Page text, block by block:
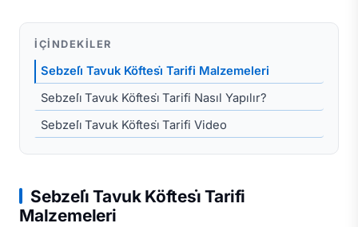
İÇINDEKILER
Sebzeli̇ Tavuk Köftesi̇ Tarifi Malzemeleri
Sebzeli̇ Tavuk Köftesi̇ Tarifi Nasıl Yapılır?
Sebzeli̇ Tavuk Köftesi̇ Tarifi Video
Sebzeli̇ Tavuk Köftesi̇ Tarifi
Malzemeleri